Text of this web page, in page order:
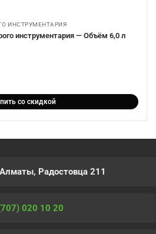
ИНСТРУМЕНТАРИЯ
инструментария — Объём 6,0 л
со скидкой
Радостовца 211
020 10 20